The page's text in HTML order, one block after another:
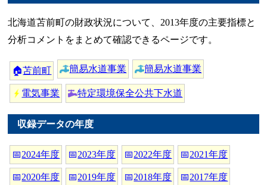
北海道苫前町の財政状況について、2013年度の主要指標と
分析コメントをまとめて確認できるページです。
🏠苫前町 簡易水道事業 簡易水道事業
電気事業 特定環境保全公共下水道
収録データの年度
📅2024年度 📅2023年度 📅2022年度 📅2021年度
📅2020年度 📅2019年度 📅2018年度 📅2017年度